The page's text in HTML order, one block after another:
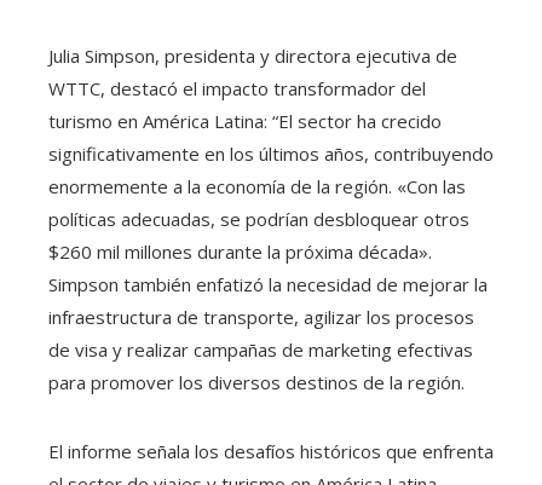
Julia Simpson, presidenta y directora ejecutiva de
WTTC, destacó el impacto transformador del
turismo en América Latina: “El sector ha crecido
significativamente en los últimos años, contribuyendo
enormemente a la economía de la región. «Con las
políticas adecuadas, se podrían desbloquear otros
$260 mil millones durante la próxima década».
Simpson también enfatizó la necesidad de mejorar la
infraestructura de transporte, agilizar los procesos
de visa y realizar campañas de marketing efectivas
para promover los diversos destinos de la región.
El informe señala los desafíos históricos que enfrenta